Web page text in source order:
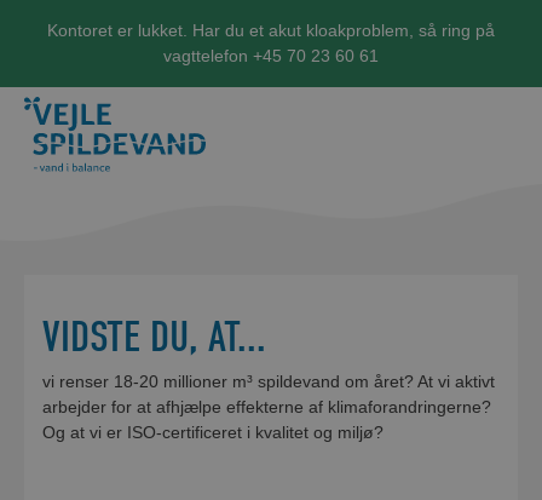
Kontoret er lukket. Har du et akut kloakproblem, så ring på
vagttelefon +45 70 23 60 61
VIDSTE DU, AT...
vi renser 18-20 millioner m³ spildevand om året? At vi aktivt
arbejder for at afhjælpe effekterne af klimaforandringerne?
Og at vi er ISO-certificeret i kvalitet og miljø?